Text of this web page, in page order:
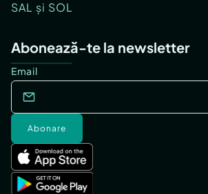
SAL și SOL
Abonează-te la newsletter
Email
Abonare